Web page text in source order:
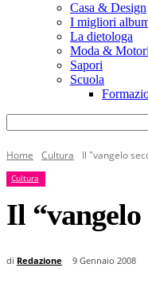
Casa & Design
I migliori
La dietologa
Moda & Motori
Sapori
Scuola
Home Cultura Il "vangelo
Cultura
Il
di Redazione 9 Gennaio 2008